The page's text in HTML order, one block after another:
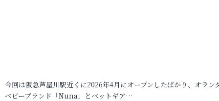
今回は阪急芦屋川駅近くに2026年4月にオープンしたばかり、オラン
ベビーブランド「Nuna」とペットギア…